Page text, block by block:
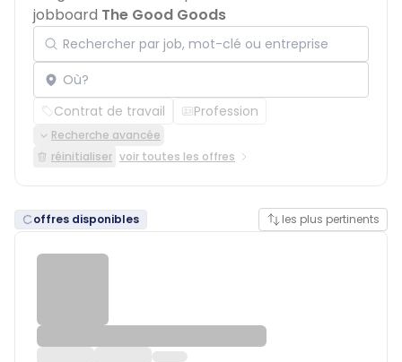
jobboard The Good Goods
Rechercher par job, mot-clé ou entreprise
Localisation
Contrat de travail Profession
Recherche avancée
réinitialiser voir toutes les offres
offres disponibles les plus pertinents